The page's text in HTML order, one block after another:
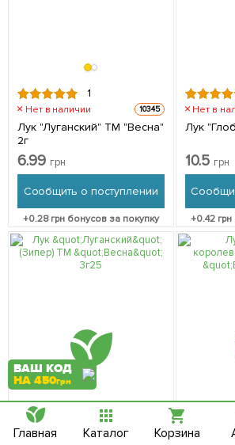
1
Нет в наличии 10345
Лук "Луганский" ТМ "Весна"
2г
6.99 грн
Сообщить о поступлении
+0.28грн бонусов за покупку
Нет в
Лук
10.5 грн
+0.42
ВАШ КОД
НА 450грн
Главная Каталог Корзина